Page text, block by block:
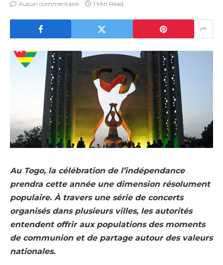
Aucun commentaire
1 Min Read
Au Togo, la célébration de l’indépendance
prendra cette année une dimension résolument
populaire. À travers une série de concerts
organisés dans plusieurs villes, les autorités
entendent offrir aux populations des moments
de communion et de partage autour des valeurs
nationales.